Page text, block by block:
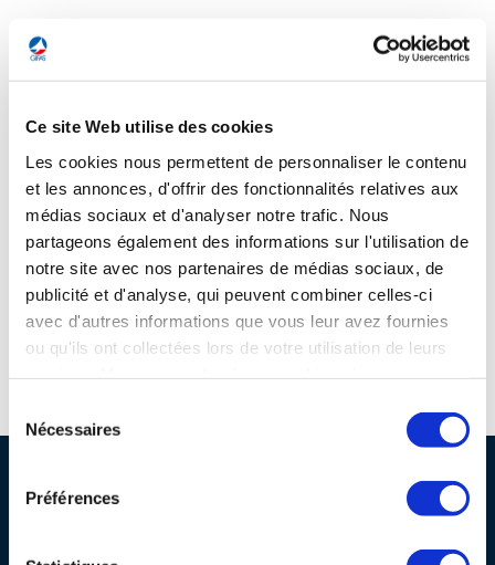
Ce site Web utilise des cookies
Les cookies nous permettent de personnaliser le contenu
et les annonces, d'offrir des fonctionnalités relatives aux
médias sociaux et d'analyser notre trafic. Nous
partageons également des informations sur l'utilisation de
notre site avec nos partenaires de médias sociaux, de
publicité et d'analyse, qui peuvent combiner celles-ci
avec d'autres informations que vous leur avez fournies
ou qu'ils ont collectées lors de votre utilisation de leurs
du Nécessaires
Préférences
COMMISSIONS ET COMITÉS
LA MÉDIATION DANS LA FILIÈRE AÉRONAUTIQUE ET SPATIALE
MÉDIATION ET CHARTE D’ENGAGEMENT SUR LES RELATIONS ENTRE
CLIENTS ET FOURNISSEURS
LA MÉDIATION AU-DELÀ DE LA FILIÈRE AÉRONAUTIQUE ET SPATIALE
PRENDRE CONTACT AVEC LE MÉDIATEUR DE LA FILIÈRE
LE SALON DU BOURGET
CHIFFRES CLÉS
LES ENJEUX
COMPÉTITIVITÉ
LES PUBLICATIONS
DOCUMENTS & BROCHURES
Site connexes et partenaires
Rencontres, salons, données sectorielles,
DEMANDE D’ADHÉSION